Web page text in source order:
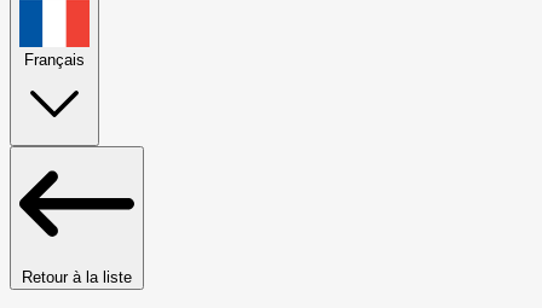
Français
Retour à la liste